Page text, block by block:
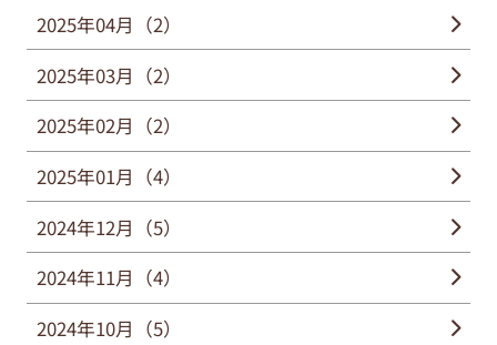
2025年04月（2）
2025年03月（2）
2025年02月（2）
2025年01月（4）
2024年12月（5）
2024年11月（4）
2024年10月（5）